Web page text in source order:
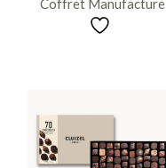
Coffret Manufacture